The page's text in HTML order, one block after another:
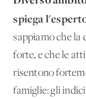
spiega
sappiamo che la
forte, e che le
risentono
famiglie: gli